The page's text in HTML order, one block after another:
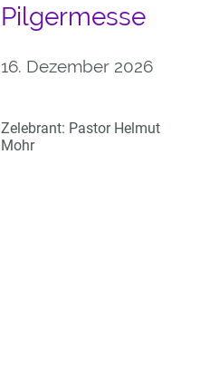
Pilgermesse
16. Dezember 2026
Zelebrant: Pastor Helmut
Mohr